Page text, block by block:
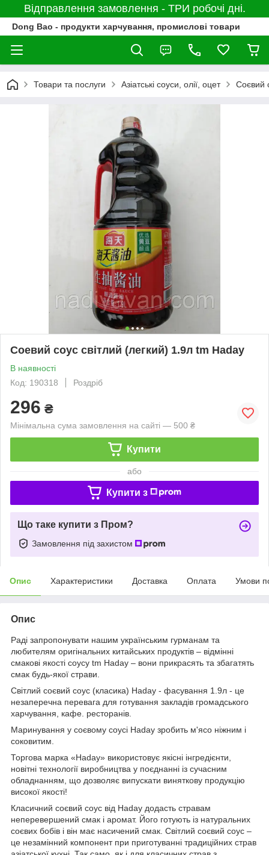
Відправлення замовлення - ТРИ робочі дні.
Dong Bao - продукти харчування, промислові товари
Товари та послуги Азіатські соуси, олії, оцет Соєвий
Соевий соус світлий (легкий) 1.9л tm Haday
В наявності
Код: 190318
Роздріб
296 ₴
Мінімальна сума замовлення на сайті — 500 ₴
Купити
або
Купити з
Що таке купити з Пром?
Замовлення під захистом
Опис Характеристики Доставка Оплата Умови
Опис
Раді запропонувати нашим українським гурманам та
любителям оригінальних китайських продуктів – відмінні
смакові якості соусу tm Haday – вони прикрасять та збагатять
смак будь-якої страви.
Світлий соєвий соус (класика) Haday - фасування 1.9л - це
незаперечна перевага для готування закладів громадського
харчування, кафе. ресторанів.
Маринування у соєвому соусі Haday зробить м'ясо ніжним і
соковитим.
Торгова марка «Haday» використовує якісні інгредієнти,
новітні технології виробництва у поєднанні із сучасним
обладнанням, що дозволяє випускати виняткову продукцію
високої якості!
Класичний соєвий соус від Haday додасть стравам
неперевершений смак і аромат. Його готують із натуральних
соєвих бобів і він має насичений смак. Світлий соєвий соус –
це незамінний компонент при приготуванні традиційних страв